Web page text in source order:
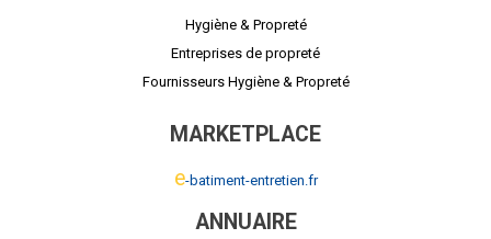
Hygiène & Propreté
Entreprises de propreté
Fournisseurs Hygiène & Propreté
MARKETPLACE
e-batiment-entretien.fr
ANNUAIRE